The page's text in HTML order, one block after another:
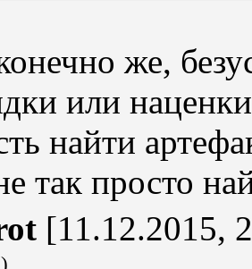
же,
или
найти
так просто
[11.12.2015,
)